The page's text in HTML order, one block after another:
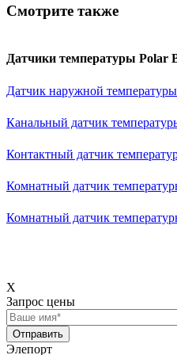
Смотрите также
Датчики температуры Polar
Датчик наружной
Канальный датчик
Контактный датчик
Комнатный датчик
Комнатный датчик
X
Запрос цены
Отправить
Элепорт